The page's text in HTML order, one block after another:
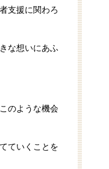
支援に関わろ
な想いにあふ
のような機会
ていくことを